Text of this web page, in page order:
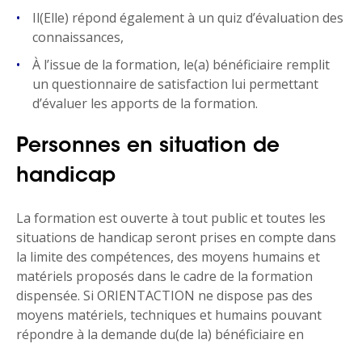
Il(Elle) répond également à un quiz d’évaluation des
connaissances,
À l’issue de la formation, le(a) bénéficiaire remplit
un questionnaire de satisfaction lui permettant
d’évaluer les apports de la formation.
Personnes en situation de
handicap
La formation est ouverte à tout public et toutes les
situations de handicap seront prises en compte dans
la limite des compétences, des moyens humains et
matériels proposés dans le cadre de la formation
dispensée. Si ORIENTACTION ne dispose pas des
moyens matériels, techniques et humains pouvant
répondre à la demande du(de la) bénéficiaire en